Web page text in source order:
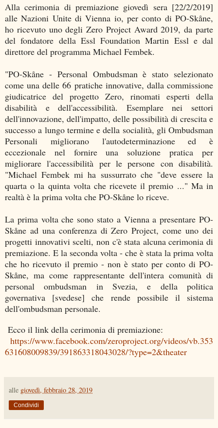
Alla cerimonia di premiazione giovedì sera [22/2/2019]
alle Nazioni Unite di Vienna io, per conto di PO-Skåne,
ho ricevuto uno degli Zero Project Award 2019, da parte
del fondatore della Essl Foundation Martin Essl e dal
direttore del programma Michael Fembek.
"PO-Skåne - Personal Ombudsman è stato selezionato
come una delle 66 pratiche innovative, dalla commissione
giudicatrice del progetto Zero, rinomati esperti della
disabilità e dell'accessibilità. Esemplare nei settori
dell'innovazione, dell'impatto, delle possibilità di crescita e
successo a lungo termine e della socialità, gli Ombudsman
Personali migliorano l'autodeterminazione ed è
eccezionale nel fornire una soluzione pratica per
migliorare l'accessibilità per le persone con disabilità.
"Michael Fembek mi ha sussurrato che "deve essere la
quarta o la quinta volta che ricevete il premio ..." Ma in
realtà è la prima volta che PO-Skåne lo riceve.
La prima volta che sono stato a Vienna a presentare PO-
Skåne ad una conferenza di Zero Project, come uno dei
progetti innovativi scelti, non c'è stata alcuna cerimonia di
premiazione. E la seconda volta - che è stata la prima volta
che ho ricevuto il premio - non è stato per conto di PO-
Skåne, ma come rappresentante dell'intera comunità di
personal ombudsman in Svezia, e della politica
governativa [svedese] che rende possibile il sistema
dell'ombudsman personale.
Ecco il link della cerimonia di premiazione:
https://www.facebook.com/zeroproject.org/videos/vb.353
631608009839/391863318043028/?type=2&theater
alle giovedì, febbraio 28, 2019
Condividi